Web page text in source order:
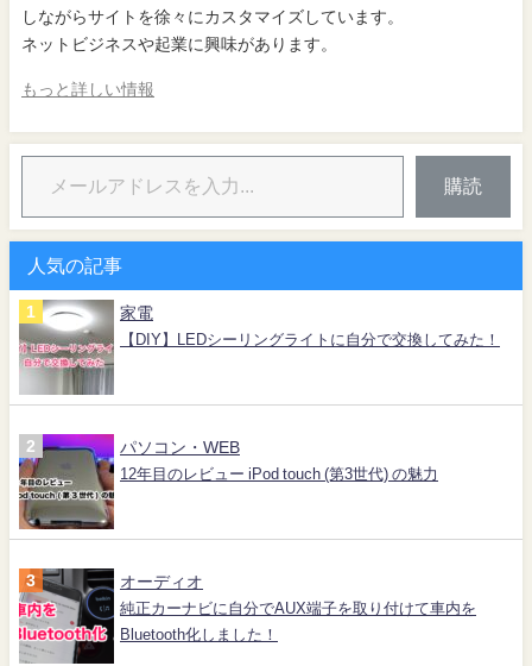
しながらサイトを徐々にカスタマイズしています。
ネットビジネスや起業に興味があります。
もっと詳しい情報
購読
人気の記事
家電
【DIY】LEDシーリングライトに自分で交換してみた！
パソコン・WEB
12年目のレビュー iPod touch (第3世代) の魅力
オーディオ
純正カーナビに自分でAUX端子を取り付けて車内を
Bluetooth化しました！